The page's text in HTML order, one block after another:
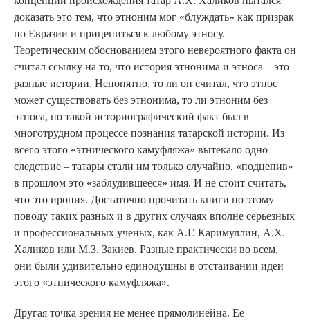
доказать это тем, что этноним мог «блуждать» как призрак
по Евразии и прицепиться к любому этносу.
Теоретическим обоснованием этого невероятного факта он
считал ссылку на то, что история этнонима и этноса – это
разные истории. Непонятно, то ли он считал, что этнос
может существовать без этнонима, то ли этноним без
этноса, но такой историографический факт был в
многотрудном процессе познания татарской истории. Из
всего этого «этнического камуфляжа» вытекало одно
следствие – татары стали им только случайно, «подцепив»
в прошлом это «заблудившееся» имя. И не стоит считать,
что это ирония. Достаточно прочитать книги по этому
поводу таких разных и в других случаях вполне серьезных
и профессиональных ученых, как А.Г. Каримуллин, А.Х.
Халиков или М.З. Закиев. Разные практически во всем,
они были удивительно единодушны в отстаивании идеи
этого «этнического камуфляжа».
Другая точка зрения не менее прямолинейна. Ее